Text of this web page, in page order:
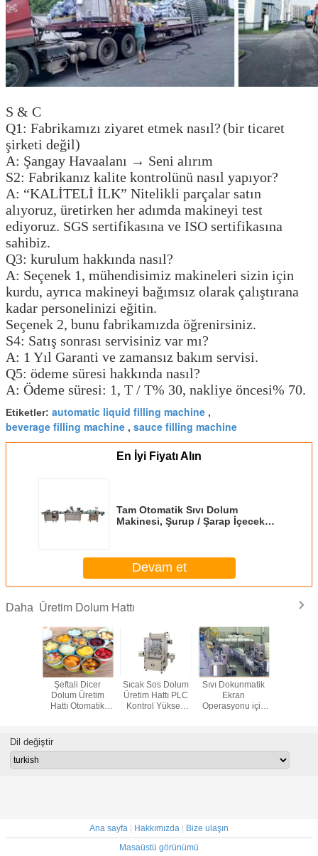
S & C
Q1: Fabrikamızı ziyaret etmek nasıl? (bir ticaret
şirketi değil)
A: Şangay Havaalanı → Seni alırım
S2: Fabrikanız kalite kontrolünü nasıl yapıyor?
A: “KALİTELİ İLK” Nitelikli parçalar satın
alıyoruz, üretirken her adımda makineyi test
ediyoruz. SGS sertifikasına ve ISO sertifikasına
sahibiz.
Q3: kurulum hakkında nasıl?
A: Seçenek 1, mühendisimiz makineleri sizin için
kurdu, ayrıca makineyi bağımsız olarak çalıştırana
kadar personelinizi eğitin.
Seçenek 2, bunu fabrikamızda öğrenirsiniz.
S4: Satış sonrası servisiniz var mı?
A: 1 Yıl Garanti ve zamansız bakım servisi.
Q5: ödeme süresi hakkında nasıl?
A: Ödeme süresi: 1, T / T% 30, nakliye öncesi% 70.
Etiketler: automatic liquid filling machine ,
beverage filling machine , sauce filling machine
En İyi Fiyatı Alın
Tam Otomatik Sıvı Dolum
Makinesi, Şurup / Şarap İçecek
Devam et
Daha Üretim Dolum Hattı
Şeftali Dicer
Dolum Üretim
Hattı Otomatik
Sıcak Sos Dolum
Üretim Hattı PLC
Kontrol Yüksek
Sıvı Dokunmatik
Ekran
Operasyonu için
Dil değiştir
Ana sayfa | Hakkımızda | Bize ulaşın
Masaüstü görünümü